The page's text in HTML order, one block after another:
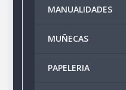
MANUALIDADES
MUÑECAS
PAPELERIA